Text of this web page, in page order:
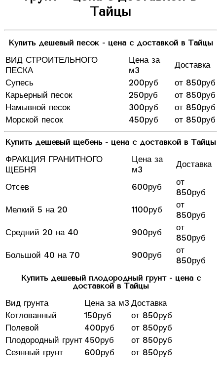
Тайцы
Купить дешевый песок - цена с доставкой в Тайцы
ВИД СТРОИТЕЛЬНОГО
ПЕСКА
Цена за
м3
Доставка
Супесь
200руб
от 850руб
Карьерный песок
250руб
от 850руб
Намывной песок
300руб
от 850руб
Морской песок
450руб от 850руб
Купить дешевый щебень - цена с доставкой в Тайцы
ФРАКЦИЯ ГРАНИТНОГО
ЩЕБНЯ
Цена за
м3
Доставка
Отсев 600руб
от
850руб
Мелкий 5 на 20
1100руб
от
850руб
Средний 20 на 40
900руб
от
850руб
Большой 40 на 70
900руб
от
850руб
Купить дешевый плодородный грунт - цена с
доставкой в Тайцы
Вид грунта Цена за м3 Доставка
Котлованный
150руб
от 850руб
Полевой
400руб
от 850руб
Плодородный грунт 450руб
от 850руб
Сеянный грунт
600руб от 850руб